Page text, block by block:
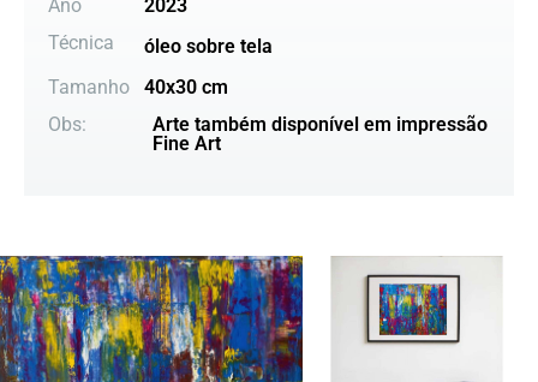
Ano
2023
Técnica
óleo sobre tela
Tamanho
40x30 cm
Obs:
Arte também disponível em impressão
Fine Art